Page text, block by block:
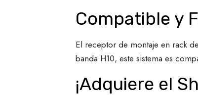
Compatible y
El receptor de montaje en rack
banda H10, este sistema es
¡Adquiere el